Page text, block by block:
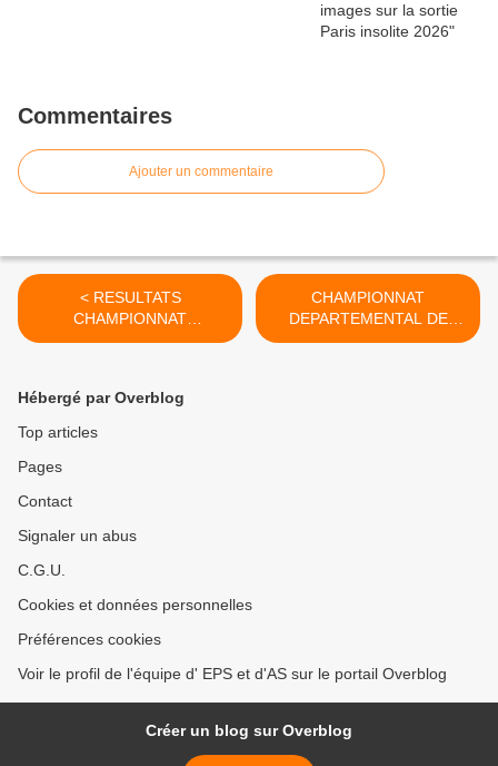
Commentaires
Ajouter un commentaire
< RESULTATS
CHAMPIONNAT
ACADEMIQUE DE RUN
CHAMPIONNAT
DEPARTEMENTAL DE
FOOTBALL : MERCREDI
Hébergé par Overblog
Top articles
Pages
Contact
Signaler un abus
C.G.U.
Cookies et données personnelles
Préférences cookies
Voir le profil de l'équipe d' EPS et d'AS sur le portail Overblog
Créer un blog sur Overblog